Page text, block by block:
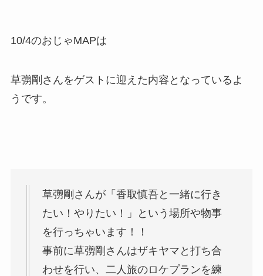
10/4のおじゃMAPは
草彅剛さんをゲストに迎えた内容となっているよ
うです。
草彅剛さんが「香取慎吾と一緒に行き
たい！やりたい！」という場所や物事
を行っちゃいます！！
事前に草彅剛さんはザキヤマと打ち合
わせを行い、二人旅のロケプランを練